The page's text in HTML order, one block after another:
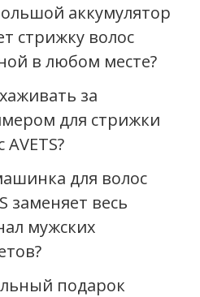
аккумулятор
стрижку волос
в любом месте?
за
для стрижки
AVETS?
для волос
заменяет весь
мужских
подарок